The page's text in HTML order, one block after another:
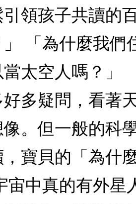
領孩子共讀的
」 「為什麼我們
太空人嗎？」
好多疑問，看著
。但一般的科
，寶貝的「為什
宙中真的有外星